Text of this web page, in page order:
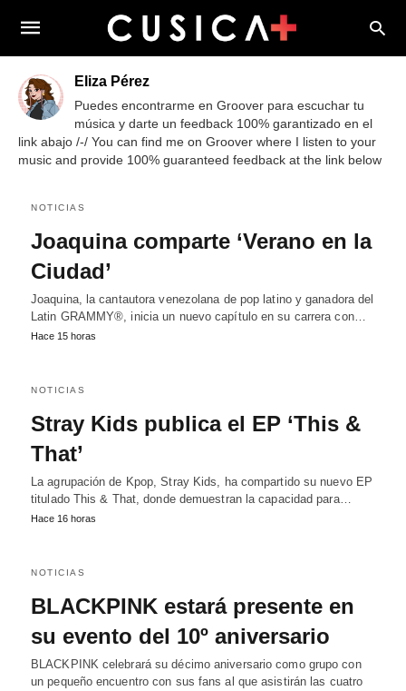
Eliza Pérez
Puedes encontrarme en Groover para escuchar tu
música y darte un feedback 100% garantizado en el
link abajo /-/ You can find me on Groover where I listen to your
music and provide 100% guaranteed feedback at the link below
NOTICIAS
Joaquina comparte ‘Verano en la
Ciudad’
Joaquina, la cantautora venezolana de pop latino y ganadora del
Latin GRAMMY®, inicia un nuevo capítulo en su carrera con…
Hace 15 horas
NOTICIAS
Stray Kids publica el EP ‘This &
That’
La agrupación de Kpop, Stray Kids, ha compartido su nuevo EP
titulado This & That, donde demuestran la capacidad para…
Hace 16 horas
NOTICIAS
BLACKPINK estará presente en
su evento del 10º aniversario
BLACKPINK celebrará su décimo aniversario como grupo con
un pequeño encuentro con sus fans al que asistirán las cuatro